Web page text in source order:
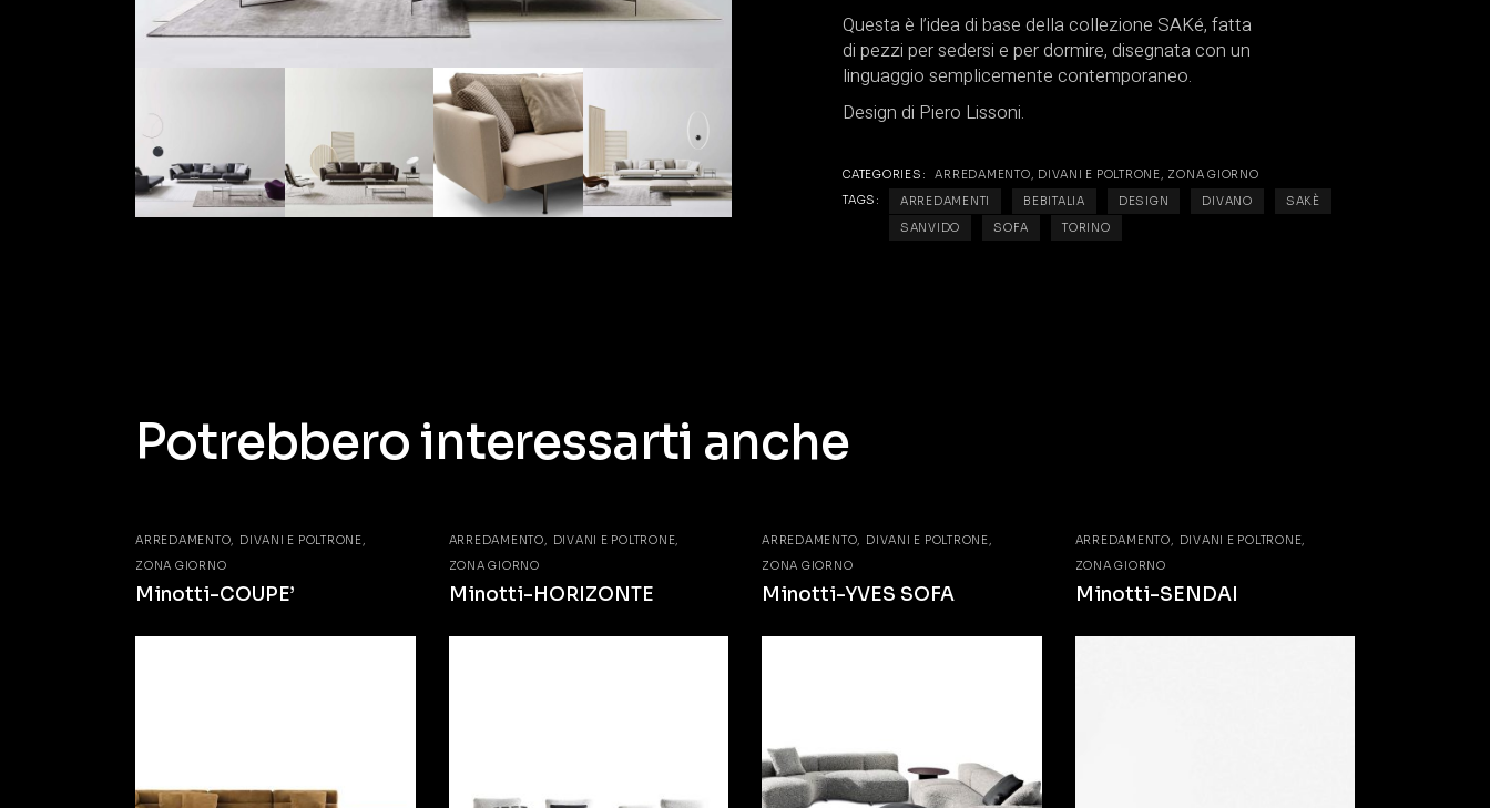
Questa è l’idea di base della collezione SAKé, fatta
di pezzi per sedersi e per dormire, disegnata con un
linguaggio semplicemente contemporaneo.
Design di Piero Lissoni.
CATEGORIES: ARREDAMENTO, DIVANI E POLTRONE, ZONA GIORNO
TAGS:
ARREDAMENTI BEBITALIA DESIGN DIVANO
SAKÈ
SANVIDO
SOFA TORINO
Potrebbero interessarti anche
ARREDAMENTO
DIVANI E POLTRONE
ZONA GIORNO
Minotti-COUPE’
ARREDAMENTO
DIVANI E POLTRONE
ZONA GIORNO
Minotti-HORIZONTE
ARREDAMENTO
DIVANI E POLTRONE
ZONA GIORNO
Minotti-YVES SOFA
ARREDAMENTO
DIVANI E POLTRONE
ZONA GIORNO
Minotti-SENDAI